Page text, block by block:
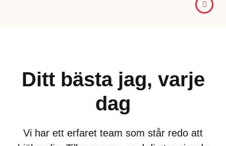
Ditt bästa jag, varje
dag
Vi har ett erfaret team som står redo att